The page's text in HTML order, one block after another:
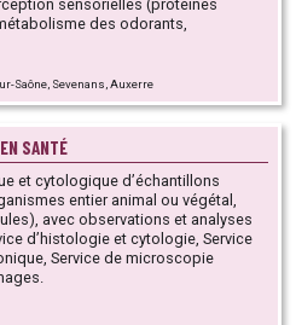
sensorielles (protéines
des odorants,
Saône, Sevenans, Auxerre
SANTÉ
et cytologique d’échantillons
entier animal ou végétal,
avec observations et analyses